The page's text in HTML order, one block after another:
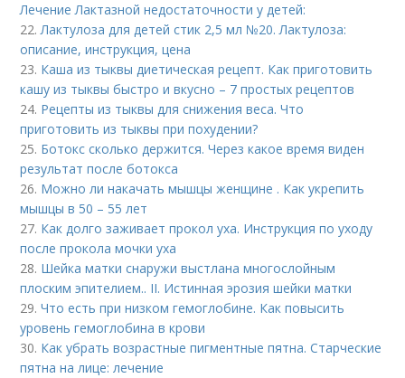
Лечение Лактазной недостаточности у детей:
22.Лактулоза для детей стик 2,5 мл №20. Лактулоза:
описание, инструкция, цена
23. Каша из тыквы диетическая рецепт. Как приготовить
кашу из тыквы быстро и вкусно – 7 простых рецептов
24. Рецепты из тыквы для снижения веса. Что
приготовить из тыквы при похудении?
25. Ботокс сколько держится. Через какое время виден
результат после ботокса
26. Можно ли накачать мышцы женщине . Как укрепить
мышцы в 50 – 55 лет
27. Как долго заживает прокол уха. Инструкция по уходу
после прокола мочки уха
28. Шейка матки снаружи выстлана многослойным
плоским эпителием.. II. Истинная эрозия шейки матки
29.Что есть при низком гемоглобине. Как повысить
уровень гемоглобина в крови
30. Как убрать возрастные пигментные пятна. Старческие
пятна на лице: лечение